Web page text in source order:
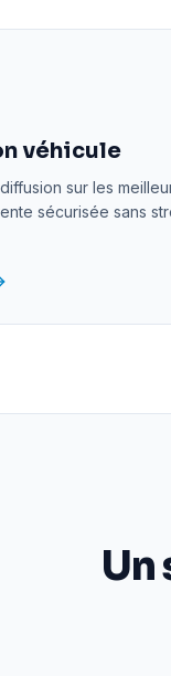
véhicule
sur les
sécurisée sans
Un